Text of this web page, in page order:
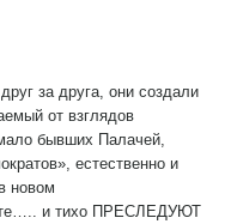
за друга, они создали
от взглядов
бывших Палачей,
естественно и
новом
и тихо ПРЕСЛЕДУЮТ